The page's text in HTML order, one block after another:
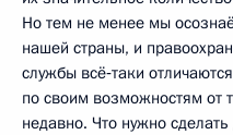
Но тем не менее мы
нашей страны, и
службы всё‑таки
по своим возможностям от
недавно. Что нужно